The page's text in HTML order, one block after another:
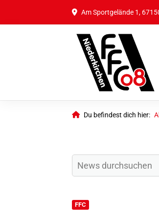
Am Sportgelände 1,
Du befindest dich hier:
FFC